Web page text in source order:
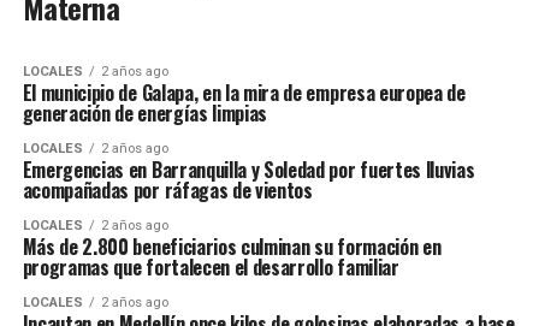
LOCALES 2 años ago
El municipio de Galapa, en la mira de empresa europea de
generación de energías limpias
LOCALES 2 años ago
Emergencias en Barranquilla y Soledad por fuertes lluvias
acompañadas por ráfagas de vientos
LOCALES 2 años ago
Más de 2.800 beneficiarios culminan su formación en
programas que fortalecen el desarrollo familiar
LOCALES 2 años ago